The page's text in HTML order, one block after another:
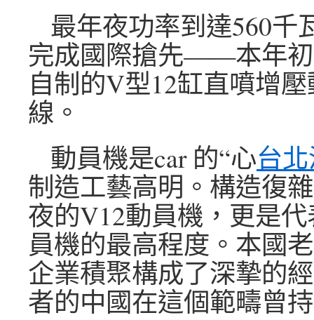
最年夜功率到達560千
完成國際搶先——本年
自制的V型12缸直噴增
線。
動員機是car 的“心台
制造工藝高明。構造復
夜的V12動員機，更是
員機的最高程度。本國
企業積聚構成了深摯的
者的中國在這個範疇曾